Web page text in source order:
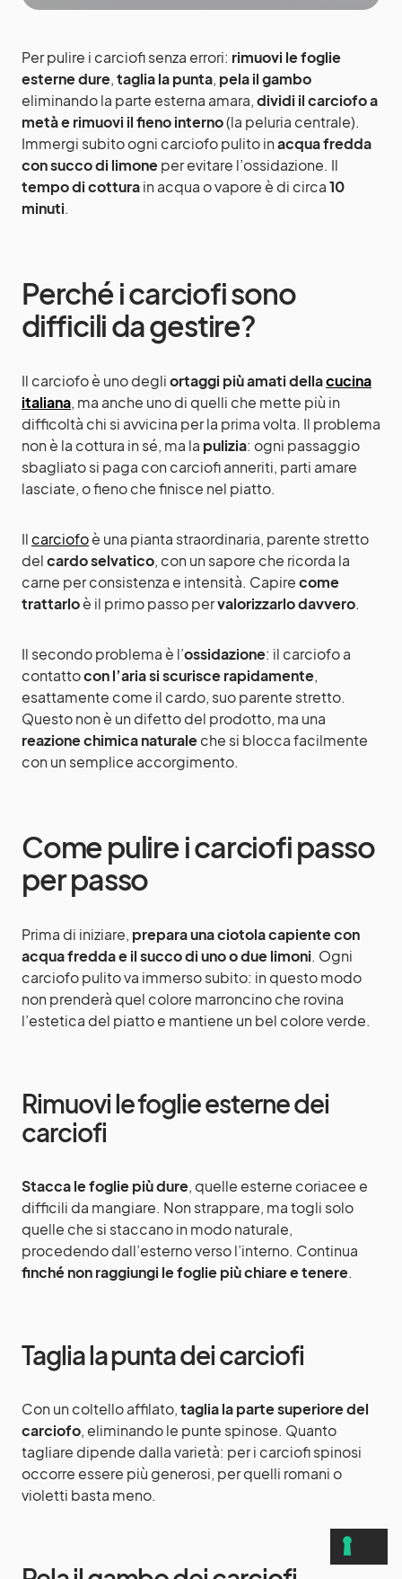
Per pulire i carciofi senza errori: rimuovi le foglie
esterne dure,taglia la punta, pela il gambo
eliminando la parte esterna amara,dividi il carciofo a
metà e rimuovi il fieno interno(la peluria centrale).
Immergi subito ogni carciofo pulito inacqua fredda
con succo di limoneper evitare l’ossidazione. Il
tempo di cotturain acqua o vapore è di circa10
minuti.
Perché i carciofi sono
difficili da gestire?
Il carciofo è uno degliortaggi più amati dellacucina
italiana, ma anche uno di quelli che mette più in
difficoltà chi si avvicina per la prima volta. Il problema
non è la cottura in sé, ma la pulizia: ogni passaggio
sbagliato si paga con carciofi anneriti, parti amare
lasciate, o fieno che finisce nel piatto.
Ilcarciofoè una pianta straordinaria, parente stretto
delcardo selvatico, con un sapore che ricorda la
carne per consistenza e intensità. Capirecome
trattarloè il primo passo pervalorizzarlo davvero.
Il secondo problema è l’ossidazione: il carciofo a
contattocon l’aria si scurisce rapidamente,
esattamente come il cardo, suo parente stretto.
Questo non è un difetto del prodotto, ma una
reazione chimica naturaleche si blocca facilmente
con un semplice accorgimento.
Come pulire i carciofi passo
per passo
Prima di iniziare, prepara una ciotola capiente con
acqua fredda e il succo di uno o due limoni. Ogni
carciofo pulito va immerso subito: in questo modo
non prenderà quel colore marroncino che rovina
l’estetica del piatto e mantiene un bel colore verde.
Rimuovi le foglie esterne dei
carciofi
Stacca le foglie più dure, quelle esterne coriacee e
difficili da mangiare. Non strappare, ma togli solo
quelle che si staccano in modo naturale,
procedendo dall’esterno verso l’interno. Continua
finché non raggiungi le foglie più chiare e tenere.
Taglia la punta dei carciofi
Con un coltello affilato,taglia la parte superiore del
carciofo, eliminando le punte spinose. Quanto
tagliare dipende dalla varietà: per i carciofi spinosi
occorre essere più generosi, per quelli romani o
violetti basta meno.